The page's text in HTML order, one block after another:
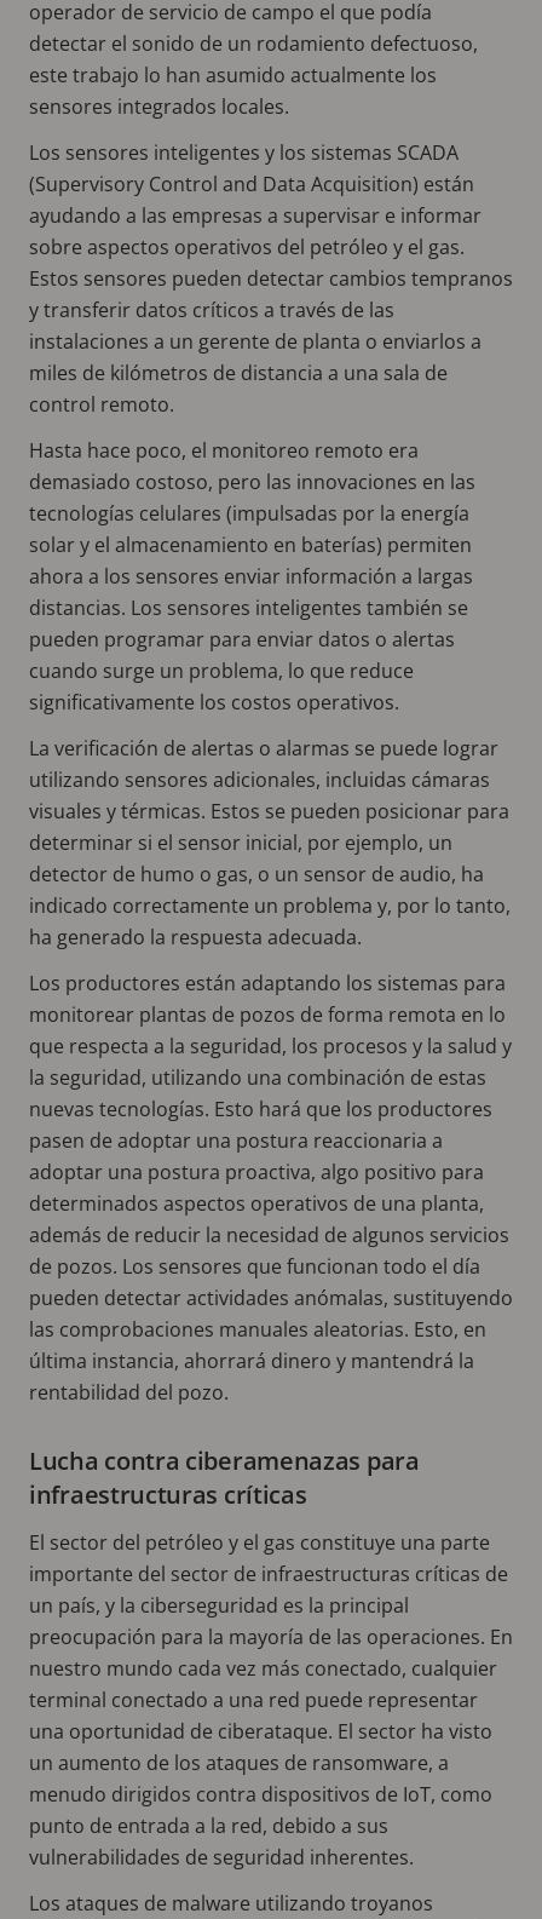
operador de servicio de campo el que podía
detectar el sonido de un rodamiento defectuoso,
este trabajo lo han asumido actualmente los
sensores integrados locales.
Los sensores inteligentes y los sistemas SCADA
(Supervisory Control and Data Acquisition) están
ayudando a las empresas a supervisar e informar
sobre aspectos operativos del petróleo y el gas.
Estos sensores pueden detectar cambios tempranos
y transferir datos críticos a través de las
instalaciones a un gerente de planta o enviarlos a
miles de kilómetros de distancia a una sala de
control remoto.
Hasta hace poco, el monitoreo remoto era
demasiado costoso, pero las innovaciones en las
tecnologías celulares (impulsadas por la energía
solar y el almacenamiento en baterías) permiten
ahora a los sensores enviar información a largas
distancias. Los sensores inteligentes también se
pueden programar para enviar datos o alertas
cuando surge un problema, lo que reduce
significativamente los costos operativos.
La verificación de alertas o alarmas se puede lograr
utilizando sensores adicionales, incluidas cámaras
visuales y térmicas. Estos se pueden posicionar para
determinar si el sensor inicial, por ejemplo, un
detector de humo o gas, o un sensor de audio, ha
indicado correctamente un problema y, por lo tanto,
ha generado la respuesta adecuada.
Los productores están adaptando los sistemas para
monitorear plantas de pozos de forma remota en lo
que respecta a la seguridad, los procesos y la salud y
la seguridad, utilizando una combinación de estas
nuevas tecnologías. Esto hará que los productores
pasen de adoptar una postura reaccionaria a
adoptar una postura proactiva, algo positivo para
determinados aspectos operativos de una planta,
además de reducir la necesidad de algunos servicios
de pozos. Los sensores que funcionan todo el día
pueden detectar actividades anómalas, sustituyendo
las comprobaciones manuales aleatorias. Esto, en
última instancia, ahorrará dinero y mantendrá la
rentabilidad del pozo.
Lucha contra ciberamenazas para
infraestructuras críticas
El sector del petróleo y el gas constituye una parte
importante del sector de infraestructuras críticas de
un país, y la ciberseguridad es la principal
preocupación para la mayoría de las operaciones. En
nuestro mundo cada vez más conectado, cualquier
terminal conectado a una red puede representar
una oportunidad de ciberataque. El sector ha visto
un aumento de los ataques de ransomware, a
menudo dirigidos contra dispositivos de IoT, como
punto de entrada a la red, debido a sus
vulnerabilidades de seguridad inherentes.
Los ataques de malware utilizando troyanos